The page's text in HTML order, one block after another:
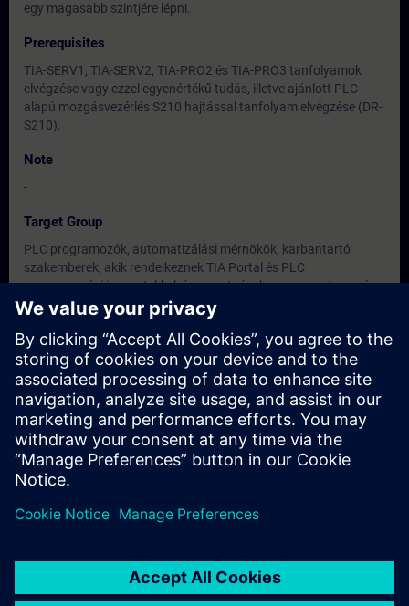
egy magasabb szintjére lépni.
Prerequisites
TIA-SERV1, TIA-SERV2, TIA-PRO2 és TIA-PRO3 tanfolyamok
elvégzése vagy ezzel egyenértékű tudás, illetve ajánlott PLC
alapú mozgásvezérlés S210 hajtással tanfolyam elvégzése (DR-
S210).
Note
-
Target Group
PLC programozók, automatizálási mérnökök, karbantartó
szakemberek, akik rendelkeznek TIA Portal és PLC
programozási ismeretekkel, és szeretnének a programtervezés
egy magasabb szintjére lépni.
Dates And Registration
Currently, no events available
Add yourself to the course request list and you will be notified
when new dates become available.
Activate notification service